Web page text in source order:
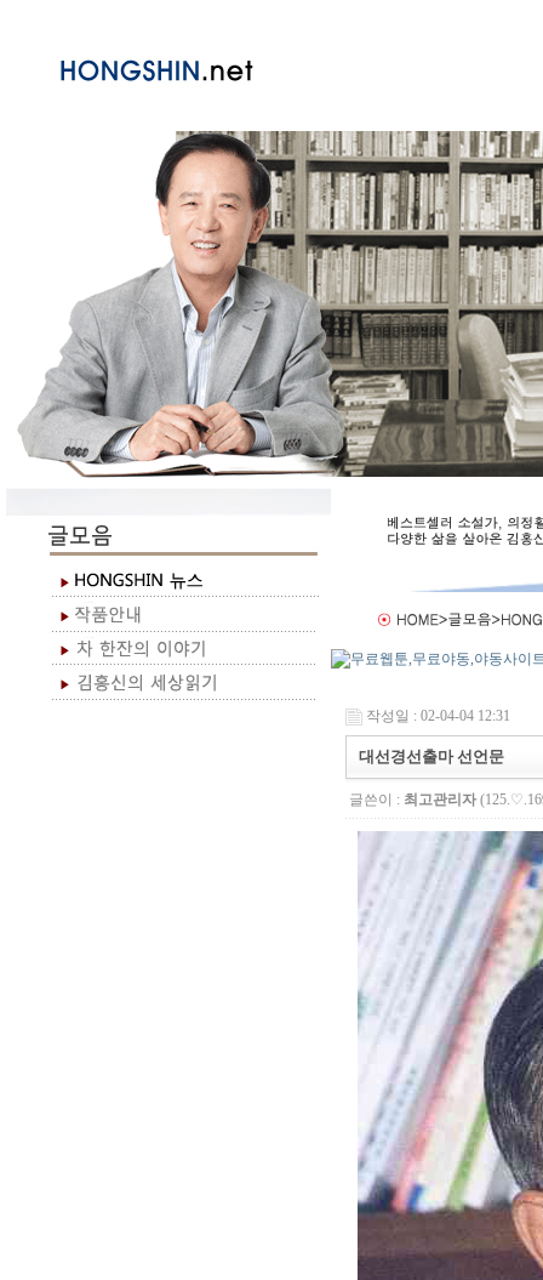
작성일 : 02-04-04 12:31
대선경선출마 선언문
글쓴이 : 최고관리자